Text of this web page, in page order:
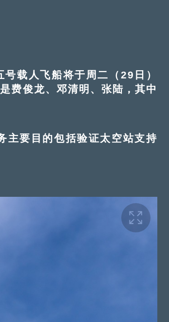
载人飞船将于周二（29日）
费俊龙、邓清明、张陆，其中
要目的包括验证太空站支持